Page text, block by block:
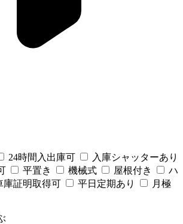
24時間入出庫可
入庫シャッターあり
平置き 機械式 屋根付き
ハ
庫証明取得可 平日定期あり
月極